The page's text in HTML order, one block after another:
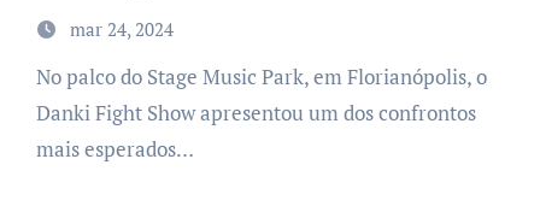
mar 24, 2024
No palco do Stage Music Park, em Florianópolis, o
Danki Fight Show apresentou um dos confrontos
mais esperados…